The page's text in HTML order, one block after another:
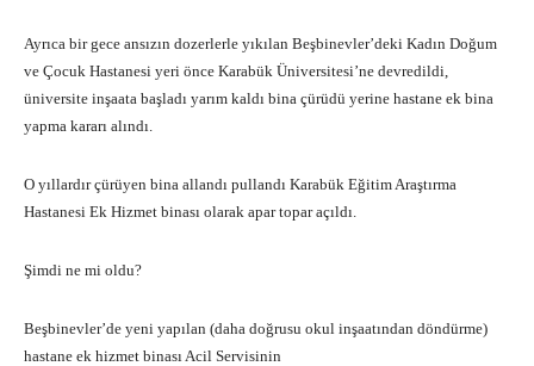
Ayrıca bir gece ansızın dozerlerle yıkılan Beşbinevler’deki Kadın Doğum
ve Çocuk Hastanesi yeri önce Karabük Üniversitesi’ne devredildi,
üniversite inşaata başladı yarım kaldı bina çürüdü yerine hastane ek bina
yapma kararı alındı.
O yıllardır çürüyen bina allandı pullandı Karabük Eğitim Araştırma
Hastanesi Ek Hizmet binası olarak apar topar açıldı.
Şimdi ne mi oldu?
Beşbinevler’de yeni yapılan (daha doğrusu okul inşaatından döndürme)
hastane ek hizmet binası Acil Servisinin